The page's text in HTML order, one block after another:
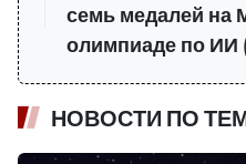
семь медалей на
олимпиаде по ИИ
НОВОСТИ ПО